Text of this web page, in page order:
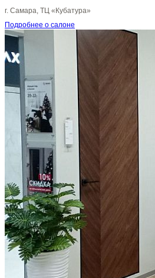
г. Самара, ТЦ «Кубатура»
Подробнее о салоне